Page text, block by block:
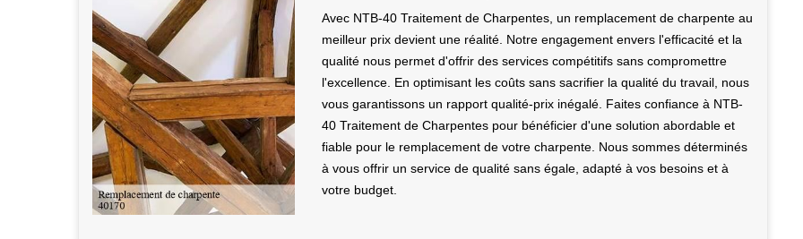
Avec NTB-40 Traitement de Charpentes, un remplacement de charpente au
meilleur prix devient une réalité. Notre engagement envers l'efficacité et la
qualité nous permet d'offrir des services compétitifs sans compromettre
l'excellence. En optimisant les coûts sans sacrifier la qualité du travail, nous
vous garantissons un rapport qualité-prix inégalé. Faites confiance à NTB-
40 Traitement de Charpentes pour bénéficier d'une solution abordable et
fiable pour le remplacement de votre charpente. Nous sommes déterminés
à vous offrir un service de qualité sans égale, adapté à vos besoins et à
votre budget.